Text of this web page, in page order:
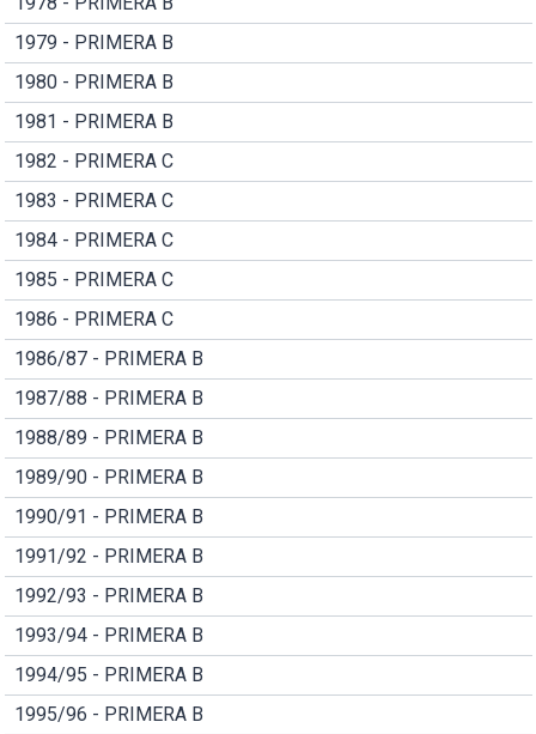
1979 - PRIMERA B
1980 - PRIMERA B
1981 - PRIMERA B
1982 - PRIMERA C
1983 - PRIMERA C
1984 - PRIMERA C
1985 - PRIMERA C
1986 - PRIMERA C
1986/87 - PRIMERA B
1987/88 - PRIMERA B
1988/89 - PRIMERA B
1989/90 - PRIMERA B
1990/91 - PRIMERA B
1991/92 - PRIMERA B
1992/93 - PRIMERA B
1993/94 - PRIMERA B
1994/95 - PRIMERA B
1995/96 - PRIMERA B